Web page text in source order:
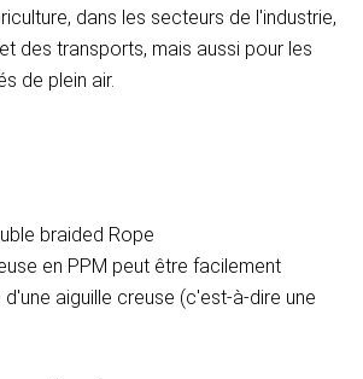
dans les secteurs de l'industrie,
des transports, mais aussi pour les
de plein air.
braided Rope
en PPM peut être facilement
aiguille creuse (c'est-à-dire une